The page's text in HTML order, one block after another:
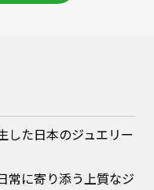
した日本のジュエリー
常に寄り添う上質なジ